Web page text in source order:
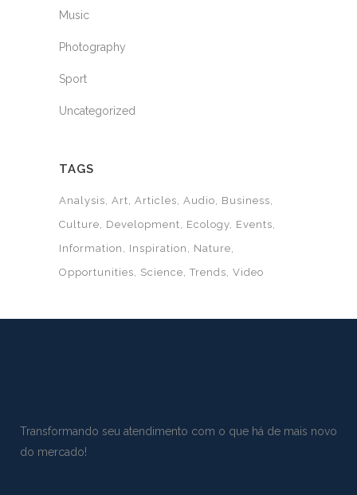
Music
Photography
Sport
Uncategorized
TAGS
Analysis Art Articles Audio
Business
Culture
Development Ecology Events
Information
Inspiration
Nature
Opportunities
Science Trends Video
Transformando seu atendimento com o que há de mais novo
do mercado!